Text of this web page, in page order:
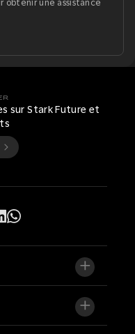
obtenir une assistance
sur Stark Future et